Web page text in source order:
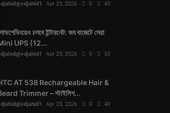
Apr 23, 2026 0 45
চলবে ইন্টারনেট: কম বাজেটে সেরা
UPS (12...
Apr 23, 2026 0 55
AT 538 Rechargeable Hair &
Trimmer – স্টাইলিশ...
Apr 23, 2026 0 49